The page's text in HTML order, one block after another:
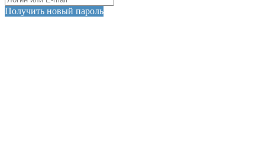
Получить новый пароль